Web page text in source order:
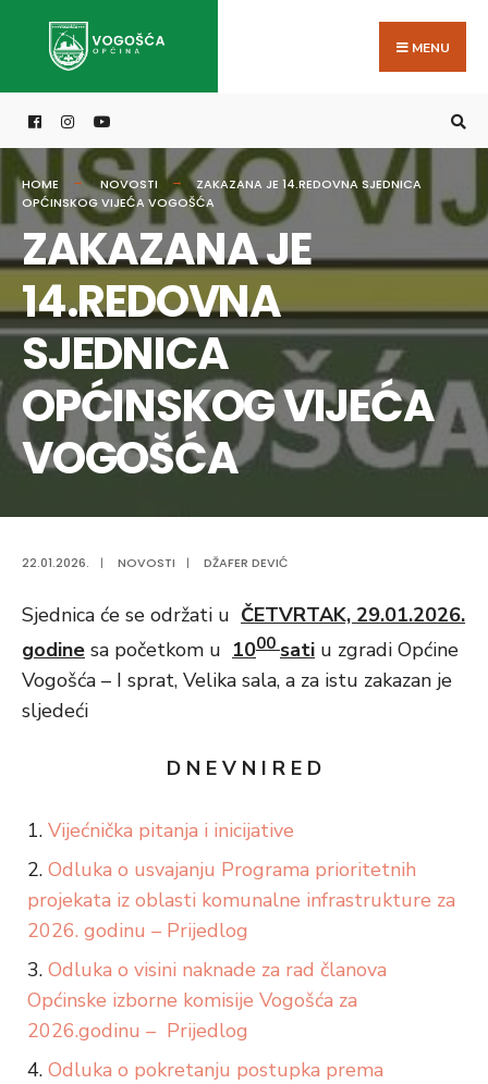
MENU
HOME NOVOSTI
ZAKAZANA JE 14.REDOVNA SJEDNICA
OPĆINSKOG VIJEĆA VOGOŠĆA
ZAKAZANA JE
14.REDOVNA
SJEDNICA
OPĆINSKOG VIJEĆA
VOGOŠĆA
22.01.2026. | NOVOSTI | DŽAFER DEVIĆ
Sjednica će se održati u ČETVRTAK, 29.01.2026.
godine sa početkom u 1000 sati u zgradi Općine
Vogošća – I sprat, Velika sala, a za istu zakazan je
sljedeći
D N E V N I R E D
Vijećnička pitanja i inicijative
Odluka o usvajanju Programa prioritetnih
projekata iz oblasti komunalne infrastrukture za
2026. godinu – Prijedlog
Odluka o visini naknade za rad članova
Općinske izborne komisije Vogošća za
2026.godinu – Prijedlog
Odluka o pokretanju postupka prema
for: